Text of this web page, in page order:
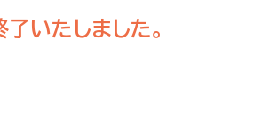
了いたしました。